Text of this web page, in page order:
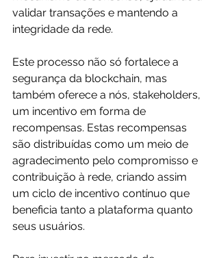
validar transações e mantendo a
integridade da rede.
Este processo não só fortalece a
segurança da blockchain, mas
também oferece a nós, stakeholders,
um incentivo em forma de
recompensas. Estas recompensas
são distribuídas como um meio de
agradecimento pelo compromisso e
contribuição à rede, criando assim
um ciclo de incentivo contínuo que
beneficia tanto a plataforma quanto
seus usuários.